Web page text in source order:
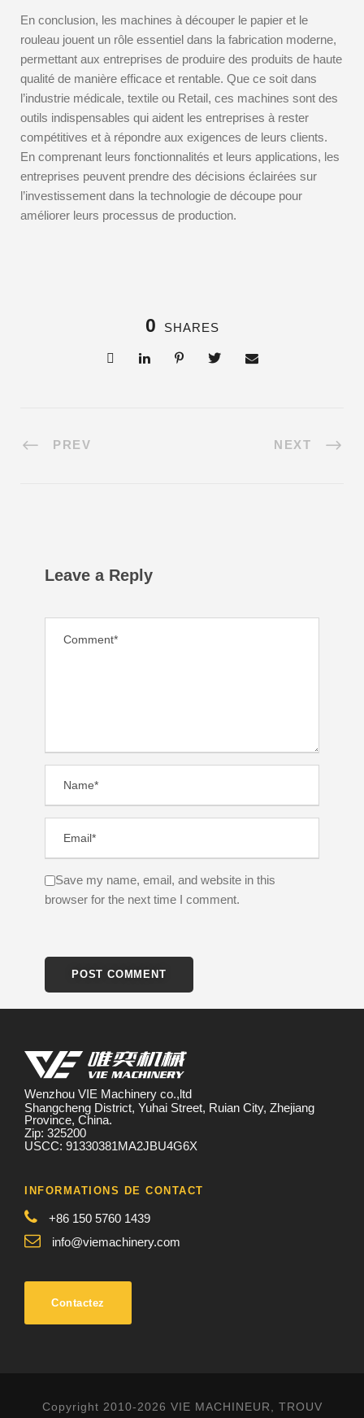
En conclusion, les machines à découper le papier et le
rouleau jouent un rôle essentiel dans la fabrication moderne,
permettant aux entreprises de produire des produits de haute
qualité de manière efficace et rentable. Que ce soit dans
l’industrie médicale, textile ou Retail, ces machines sont des
outils indispensables qui aident les entreprises à rester
compétitives et à répondre aux exigences de leurs clients.
En comprenant leurs fonctionnalités et leurs applications, les
entreprises peuvent prendre des décisions éclairées sur
l’investissement dans la technologie de découpe pour
améliorer leurs processus de production.
0 SHARES
PREV NEXT
Leave a Reply
Save my name, email, and website in this
browser for the next time I comment.
Wenzhou VIE Machinery co.,ltd
Shangcheng District, Yuhai Street, Ruian City, Zhejiang
Province, China.
Zip: 325200
USCC: 91330381MA2JBU4G6X
INFORMATIONS DE CONTACT
+86 150 5760 1439
info@viemachinery.com
Contactez
Copyright 2010-2026 VIE MACHINEUR, TROUV